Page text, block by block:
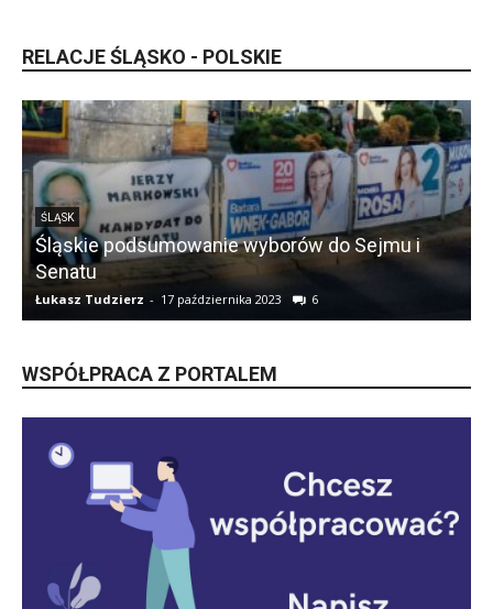
RELACJE ŚLĄSKO - POLSKIE
ŚLĄSK
Śląskie podsumowanie wyborów do Sejmu i
Senatu
Łukasz Tudzierz - 17 października 2023 6
WSPÓŁPRACA Z PORTALEM